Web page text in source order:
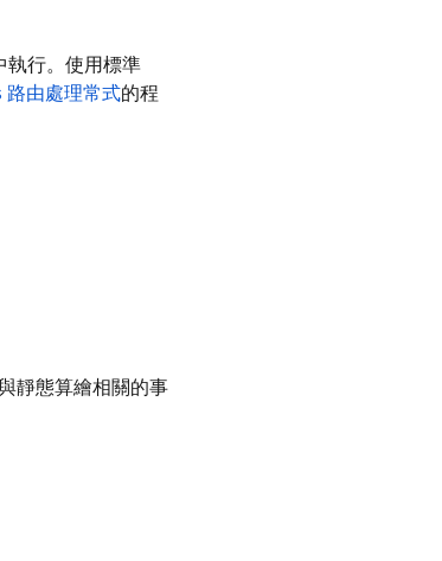
執行。使用標準
路由處理常式的程
靜態算繪相關的事